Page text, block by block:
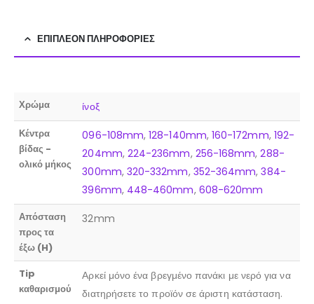
ΕΠΙΠΛΈΟΝ ΠΛΗΡΟΦΟΡΊΕΣ
Χρώμα ίνοξ
Κέντρα
βίδας -
ολικό μήκος
096-108mm,128-140mm, 160-172mm, 192-
204mm, 224-236mm, 256-168mm,288-
300mm, 320-332mm, 352-364mm,384-
396mm, 448-460mm, 608-620mm
Απόσταση
προς τα
έξω (H)
32mm
Tip
καθαρισμού
Αρκεί μόνο ένα βρεγμένο πανάκι με νερό για να
διατηρήσετε το προϊόν σε άριστη κατάσταση.